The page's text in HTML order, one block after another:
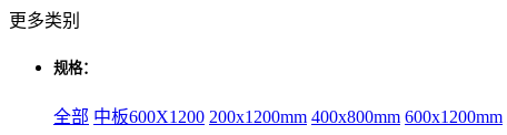
更多类别
规格：
全部 中板600X1200 200x1200mm 400x800mm 600x1200mm